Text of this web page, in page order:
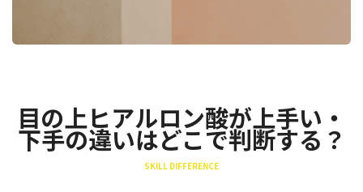
目の上ヒアルロン酸が上手い・
下手の違いはどこで判断する？
SKILL DIFFERENCE